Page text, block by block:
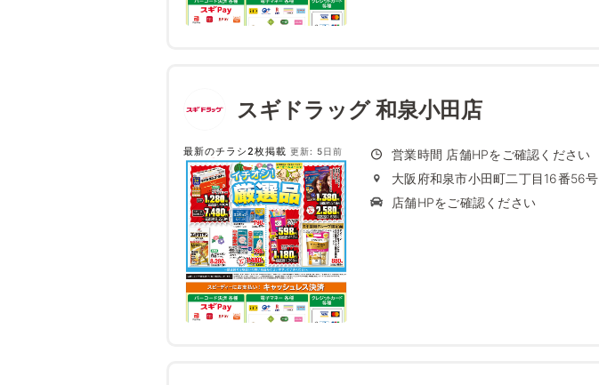
スギドラッグ 和泉小田店
最新のチラシ2枚掲載 更新: 5日前
営業時間 店舗HPをご確認ください
大阪府和泉市小田町二丁目16番56号
店舗HPをご確認ください